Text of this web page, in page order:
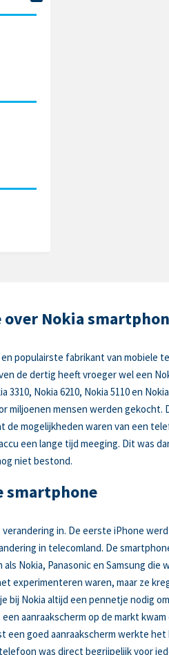
Nokia
populairste fabrikant van mobiele
de dertig heeft vroeger wel een
3310, Nokia 6210, Nokia 5110 en
miljoenen mensen werden gekocht.
de mogelijkheden waren van een
een lange tijd meeging. Dit was
niet bestond.
smartphone
in. De eerste iPhone
in telecomland. De
Nokia, Panasonic en Samsung die
experimenteren waren, maar ze
bij Nokia altijd een pennetje nodig
aanraakscherm op de markt
een goed aanraakscherm werkte
was direct begrijpelijk voor